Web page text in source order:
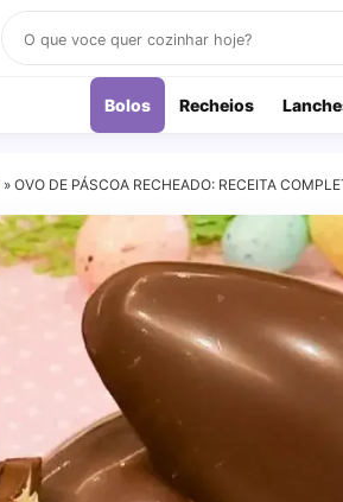
receitas
Bolos Recheios
» OVO DE PÁSCOA RECHEADO: RECEITA